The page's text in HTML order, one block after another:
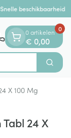
beschikbaarheid
Zoek
0 artikelen
€ 0,00
0
X 100 Mg
24 X